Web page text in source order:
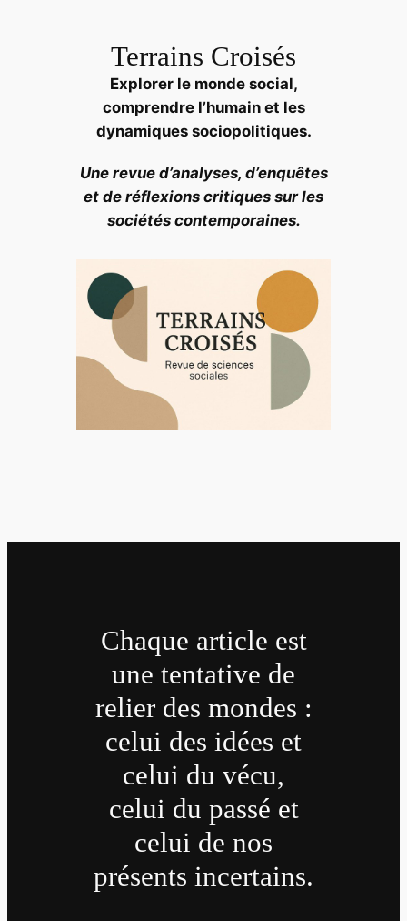
Terrains Croisés
Explorer le monde social,
comprendre l’humain et les
dynamiques sociopolitiques.
Une revue d’analyses, d’enquêtes
et de réflexions critiques sur les
sociétés contemporaines.
Chaque article est
une tentative de
relier des mondes :
celui des idées et
celui du vécu,
celui du passé et
celui de nos
présents incertains.